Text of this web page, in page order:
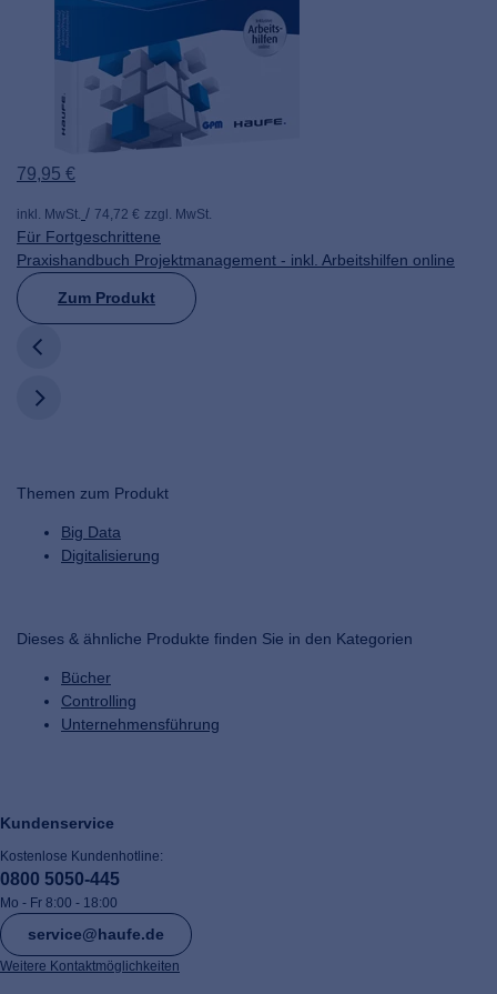
79,95 €
inkl. MwSt. 74,72 € zzgl. MwSt.
Für Fortgeschrittene
Praxishandbuch Projektmanagement - inkl. Arbeitshilfen online
Zum Produkt
Themen zum Produkt
Big Data
Digitalisierung
Dieses & ähnliche Produkte finden Sie in den Kategorien
Bücher
Controlling
Unternehmensführung
Kundenservice
Kostenlose Kundenhotline:
0800 5050-445
Mo - Fr 8:00 - 18:00
service@haufe.de
Weitere Kontaktmöglichkeiten